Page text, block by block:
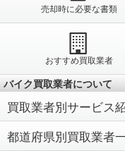
売却時に必要な書類
おすすめ買取業者
バイク買取業者について
買取業者別サービス
都道府県別買取業者